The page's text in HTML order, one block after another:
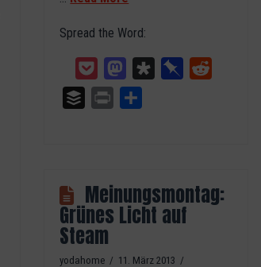
Spread the Word:
Pocket MastodonDiasporaPinboard
Buffer
Print
Meinungsmontag:
Grünes Licht auf
Steam
yodahome
11. März 2013